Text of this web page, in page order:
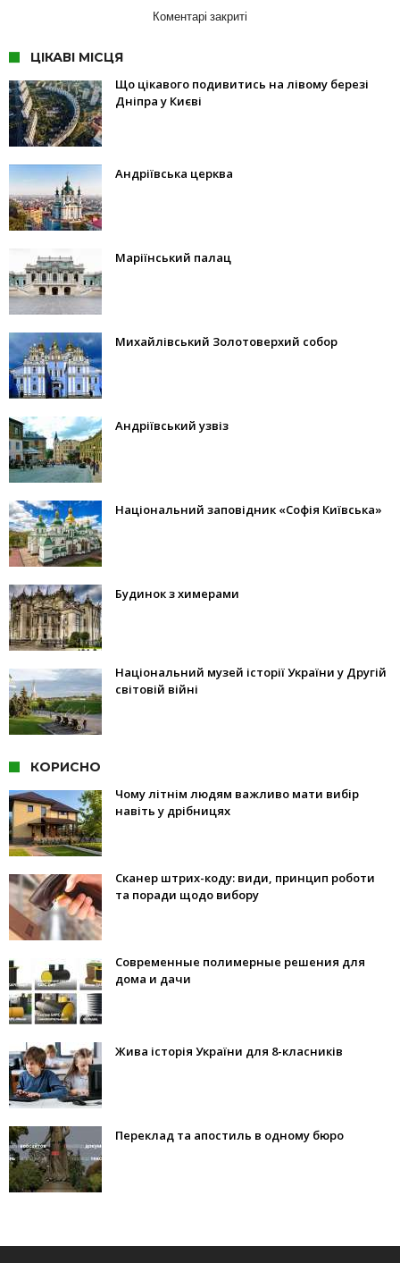
Коментарі закриті
ЦІКАВІ МІСЦЯ
Що цікавого подивитись на лівому березі
Дніпра у Києві
Андріївська церква
Маріїнський палац
Михайлівський Золотоверхий собор
Андріївський узвіз
Національний заповідник «Софія Київська»
Будинок з химерами
Національний музей історії України у Другій
світовій війні
КОРИСНО
Чому літнім людям важливо мати вибір
навіть у дрібницях
Сканер штрих-коду: види, принцип роботи
та поради щодо вибору
Современные полимерные решения для
дома и дачи
Жива історія України для 8-класників
Переклад та апостиль в одному бюро